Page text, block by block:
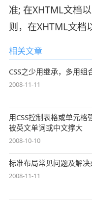
准; 在XHTML文档
则，在XHTML文档
相关文章
CSS之少用继承，多用组
2008-11-11
用CSS控制表格或单元格
被英文单词或中文撑大
2008-10-10
标准布局常见问题及解决
2008-11-11